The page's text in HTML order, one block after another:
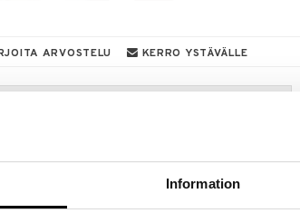
Information
ARVOSTELU KERRO YSTÄVÄLLE
hinnoilla!
31.8.2026 asti mutta ole nopea -
voivat päästä loppumaan!